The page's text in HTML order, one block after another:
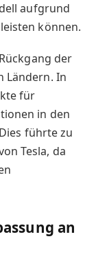
aufgrund
können.
der
Ländern. In
für
in den
führte zu
Tesla, da
an